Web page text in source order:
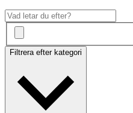
Filtrera efter kategori